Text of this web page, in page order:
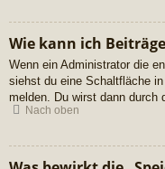
Wie kann ich
Wenn ein Administrator die
siehst du eine Schaltfläche
melden. Du wirst dann durch
Nach oben